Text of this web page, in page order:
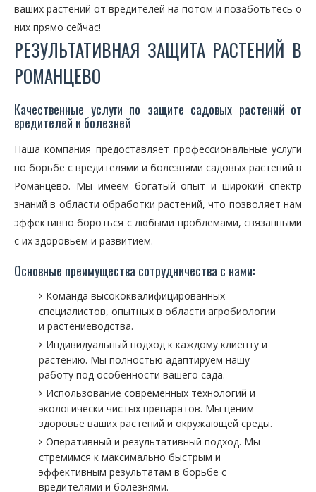
ваших растений от вредителей на потом и позаботьтесь о
них прямо сейчас!
РЕЗУЛЬТАТИВНАЯ ЗАЩИТА РАСТЕНИЙ В
РОМАНЦЕВО
Качественные услуги по защите садовых растений от
вредителей и болезней
Наша компания предоставляет профессиональные услуги
по борьбе с вредителями и болезнями садовых растений в
Романцево. Мы имеем богатый опыт и широкий спектр
знаний в области обработки растений, что позволяет нам
эффективно бороться с любыми проблемами, связанными
с их здоровьем и развитием.
Основные преимущества сотрудничества с нами:
Команда высококвалифицированных
специалистов, опытных в области агробиологии
и растениеводства.
Индивидуальный подход к каждому клиенту и
растению. Мы полностью адаптируем нашу
работу под особенности вашего сада.
Использование современных технологий и
экологически чистых препаратов. Мы ценим
здоровье ваших растений и окружающей среды.
Оперативный и результативный подход. Мы
стремимся к максимально быстрым и
эффективным результатам в борьбе с
вредителями и болезнями.